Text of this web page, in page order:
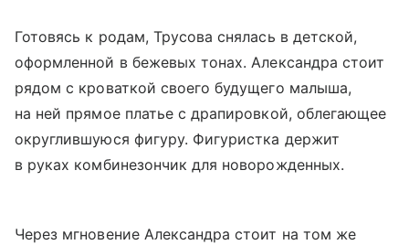
Готовясь к родам, Трусова снялась в детской,
оформленной в бежевых тонах. Александра стоит
рядом с кроваткой своего будущего малыша,
на ней прямое платье с драпировкой, облегающее
округлившуюся фигуру. Фигуристка держит
в руках комбинезончик для новорожденных.
Через мгновение Александра стоит на том же